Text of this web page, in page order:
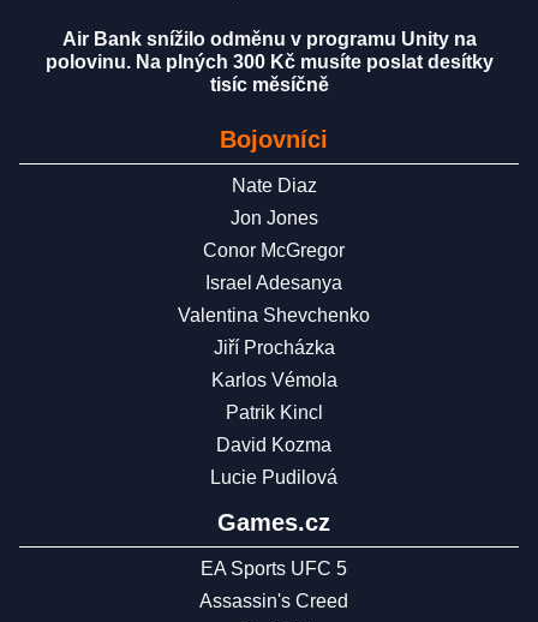
Air Bank snížilo odměnu v programu Unity na
polovinu. Na plných 300 Kč musíte poslat desítky
tisíc měsíčně
Bojovníci
Nate Diaz
Jon Jones
Conor McGregor
Israel Adesanya
Valentina Shevchenko
Jiří Procházka
Karlos Vémola
Patrik Kincl
David Kozma
Lucie Pudilová
Games.cz
EA Sports UFC 5
Assassin's Creed